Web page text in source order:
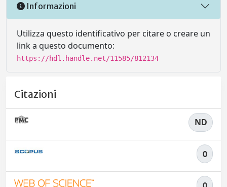
Informazioni
Utilizza questo identificativo per citare o creare un
link a questo documento:
https://hdl.handle.net/11585/812134
Citazioni
ND
0